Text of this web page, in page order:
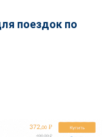
поездок по